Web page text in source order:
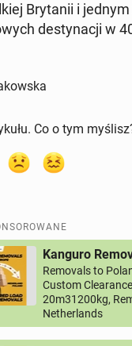
Bry­ta­nii i
de­sty­na­cji w
Co o tym
Kanguro
Removals to
Custom
20m31200kg,
Netherlands